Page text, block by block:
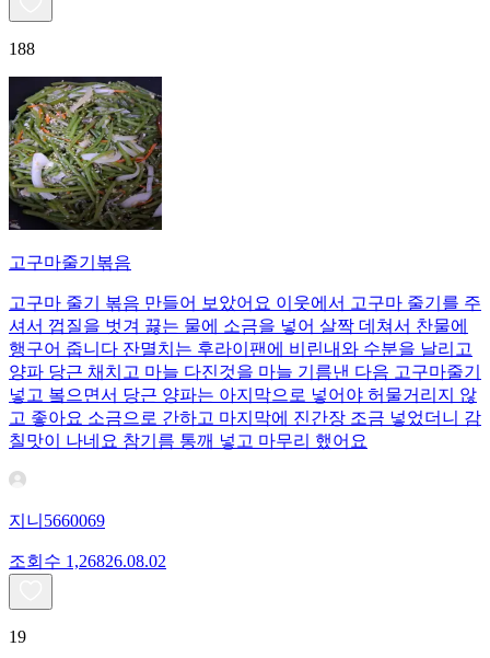
188
고구마줄기볶음
고구마 줄기 볶음 만들어 보았어요 이웃에서 고구마 줄기를 주
셔서 껍질을 벗겨 끓는 물에 소금을 넣어 살짝 데쳐서 찬물에
행구어 줍니다 잔멸치는 후라이팬에 비린내와 수분을 날리고
양파 당근 채치고 마늘 다진것을 마늘 기름낸 다음 고구마줄기
넣고 봌으면서 당근 양파는 아지막으로 넣어야 허물거리지 않
고 좋아요 소금으로 간하고 마지막에 진간장 조금 넣었더니 감
칠맛이 나네요 참기름 통깨 넣고 마무리 했어요
지니5660069
조회수 1,26826.08.02
19